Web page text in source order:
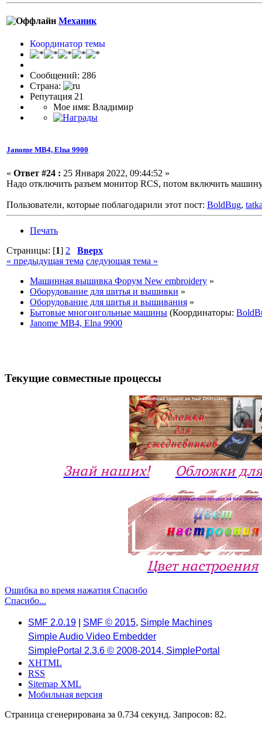
Механик
Координатор темы
Сообщений: 286
Страна:
Репутация 21
Мое имя: Владимир
Janome МВ4, Elna 9900
« Ответ #24 : 25 Января 2022, 09:44:52 »
Надо отключить разъем монитор RCS, потом включить
Пользователи, которые поблагодарили этот пост: BoldBug,
Печать
Страницы: [1] 2
Вверх
« предыдущая тема следующая тема »
Машинная вышивка Форум New embroidery »
Оборудование для шитья и вышивки »
Оборудование для шитья и вышивания »
Бытовые многоигольные машины (Координаторы:
Janome МВ4, Elna 9900
Текущие совместные процессы
Знай наших! Обложки
Цвет настроения
Ошибка во время нажатия Спасибо
Спасибо...
SMF 2.0.19 SMF © 2015, Simple Machines
Simple Audio Video Embedder
SimplePortal 2.3.6 © 2008-2014, SimplePortal
XHTML
RSS
Sitemap XML
Мобильная версия
Страница сгенерирована за 0.734 секунд. Запросов: 82.